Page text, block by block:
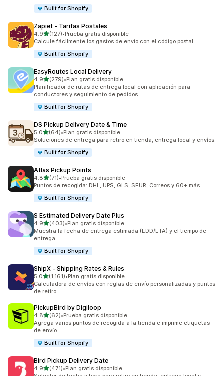
Built for Shopify
Zapiet ‑ Tarifas Postales
4.9de 5 estrellas
(127)
127 reseñas en total
•Prueba gratis disponible
Calcule fácilmente los gastos de envío con el código postal
Built for Shopify
EasyRoutes Local Delivery
4.9de 5 estrellas
(279)
279 reseñas en total
•Plan gratis disponible
Planificador de rutas de entrega local con aplicación para
conductores y seguimiento de pedidos
Built for Shopify
DS Pickup Delivery Date & Time
5.0de 5 estrellas
(64)
64 reseñas en total
•Plan gratis disponible
Soluciones de entrega para retiro en tienda, entrega local y envíos.
Built for Shopify
Atlas Pickup Points
4.8de 5 estrellas
(71)
71 reseñas en total
•Prueba gratis disponible
Puntos de recogida: DHL, UPS, GLS, SEUR, Correos y 60+ más
Built for Shopify
S Estimated Delivery Date Plus
4.9de 5 estrellas
(403)
403 reseñas en total
•Plan gratis disponible
Muestra la fecha de entrega estimada (EDD/ETA) y el tiempo de
entrega
Built for Shopify
ShipX ‑ Shipping Rates & Rules
5.0de 5 estrellas
(1,161)
1161 reseñas en total
•Plan gratis disponible
Calculadora de envíos con reglas de envío personalizadas y puntos
de retiro
PickupBird by Digiloop
4.8de 5 estrellas
(62)
62 reseñas en total
•Prueba gratis disponible
Agrega varios puntos de recogida a la tienda e imprime etiquetas
de envío
Built for Shopify
Bird Pickup Delivery Date
4.9de 5 estrellas
(471)
471 reseñas en total
•Plan gratis disponible